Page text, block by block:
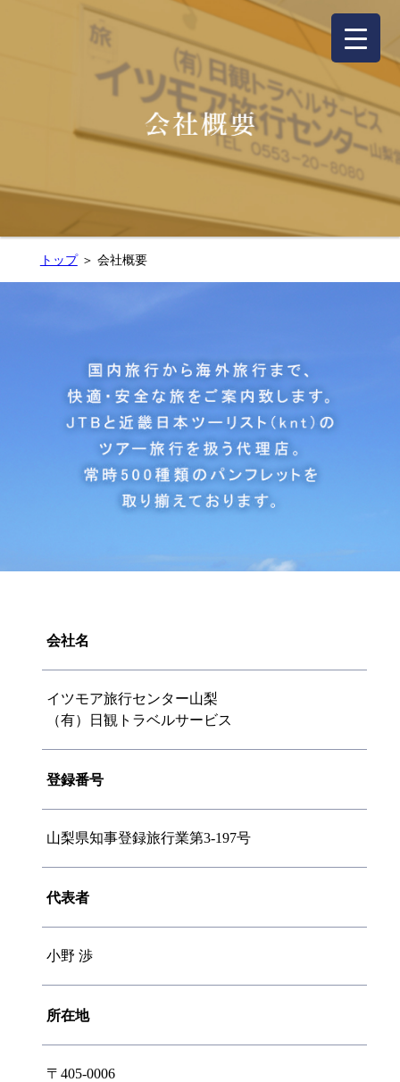
トップ＞ 会社概要
会社名
イツモア旅行センター山梨
（有）日観トラベルサービス
登録番号
山梨県知事登録旅行業第3-197号
代表者
小野 渉
所在地
〒405-0006